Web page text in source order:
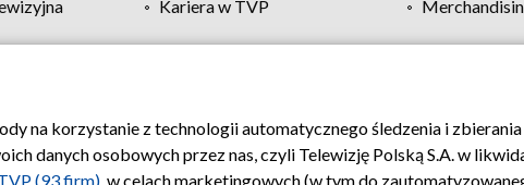
Kariera w TVP
Polityka prywatności Moje zgody Pomoc Biuro
na korzystanie z technologii automatycznego śledzenia i
danych osobowych przez nas, czyli Telewizję Polską S.A. w
(93 firm) , w celach marketingowych (w tym do